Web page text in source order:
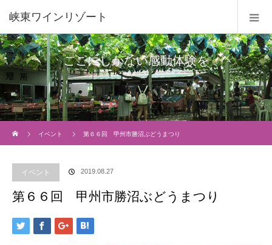
峡東ワインリゾート
ここにしかない感動体験を
イベント
第６６回 甲州市勝沼ぶどうまつり
イベント 2019.08.27
第６６回 甲州市勝沼ぶどうまつり